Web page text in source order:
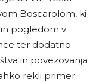
Boscarolom, ki
in pogledom v
ter dodatno
in povezovanja
rekli primer